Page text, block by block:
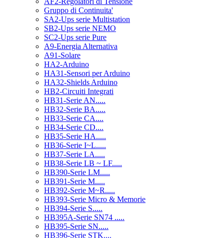
Gruppo di Continuita'
SA2-Ups serie Multistation
SB2-Ups serie NEMO
SC2-Ups serie Pure
A9-Energia Alternativa
A91-Solare
HA2-Arduino
HA31-Sensori per Arduino
HA32-Shields Arduino
HB2-Circuiti Integrati
HB31-Serie AN.....
HB32-Serie BA.....
HB33-Serie CA....
HB34-Serie CD....
HB35-Serie HA.....
HB36-Serie I~L.....
HB37-Serie LA.....
HB38-Serie LB ~ LF.....
HB390-Serie LM.....
HB391-Serie M.....
HB392-Serie M~R.....
HB393-Serie Micro & Memorie
HB394-Serie S.....
HB395A-Serie SN74 .....
HB395-Serie SN.....
HB396-Serie STK....